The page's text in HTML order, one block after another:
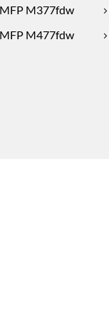
M377fdw
M477fdw